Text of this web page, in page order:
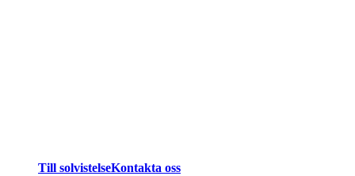
Till solvistelseKontakta oss